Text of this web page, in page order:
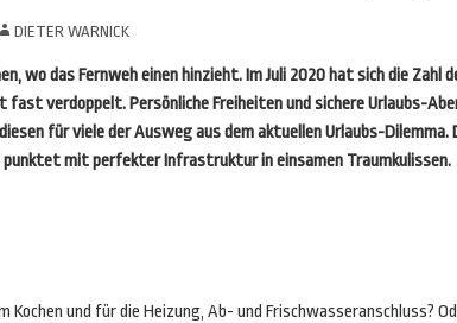
DIETER WARNICK
wo das Fernweh einen hinzieht. Im Juli 2020 hat sich die Zahl
fast verdoppelt. Persönliche Freiheiten und sichere Urlaubs-
für viele der Ausweg aus dem aktuellen Urlaubs-Dilemma.
mit perfekter Infrastruktur in einsamen Traumkulissen.
und für die Heizung, Ab- und Frischwasseranschluss?